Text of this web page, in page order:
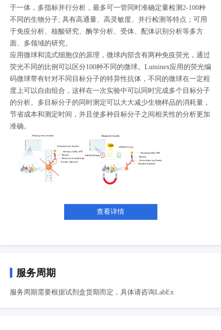
FasL/Fas-L/Fas Ligand/TNFSF6
CD147/EMMPRIN
EGFR/ErbB1
CD26/DPPIV
C-Reactive Protein/CRP
Chitinase 3-like 1/CHI3L1/YKL-40
C1qR1/CD93
TIMP-1 PlGF-2 Osteopontin/OPN
MMP-8
MMP-2
MMP-12
BAFF/BLyS/TNFSF13B
CD54/ICAM-1 IL-27 IL-3
beta-NGF
CCL3/MIP-1 alpha
CCL4/MIP-1 beta IFN-gamma
IL-1 alpha/IL-1F1
IL-1 beta/IL-1F2
CCL19/MIP-3 beta
CCL20/MIP-3 alpha
Proprotein Convertase 9/PCSK9
S100A8
CXCL1/GRO alpha/KC/CINC-1
CXCL2/GRO beta/MIP-2/CINC-3
TNF-alpha
MMP-3 MMP-9
于一体，多指标并行分析，最多可一管同时准确定量检测2-100种
不同的生物分子; 具有高通量、高灵敏度、并行检测等特点；可用
于免疫分析、核酸研究、酶学分析、受体、配体识别分析等多方
面、多领域的研究。
应用微球和流式细胞仪的原理，微球内部含有两种免疫荧光，通过
荧光不同的比例可以区分100种不同的微球。Luminex应用的荧光编
码微球带有针对不同目标分子的特异性抗体，不同的微球在一定程
度上可以自由组合，这样在一次实验中可以同时完成多个目标分子
的分析。多目标分子的同时测定可以大大减少生物样品的消耗量，
节省成本和测定时间，并且使多种目标分子之间相关性的分析更加
准确。
查看详情
服务周期
服务周期需要根据试剂盒货期而定，具体请咨询LabEx